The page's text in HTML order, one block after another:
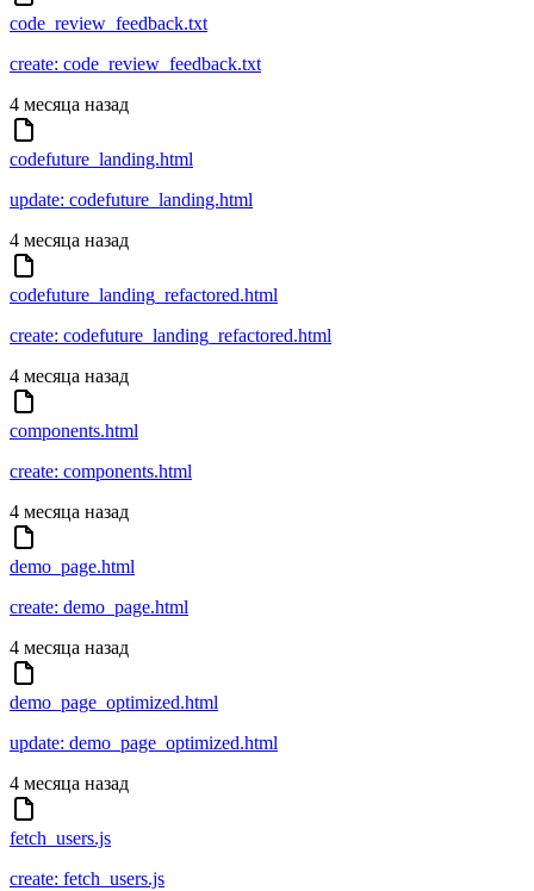
code_review_feedback.txt
create: code_review_feedback.txt
4 месяца назад
codefuture_landing.html
update: codefuture_landing.html
4 месяца назад
codefuture_landing_refactored.html
create: codefuture_landing_refactored.html
4 месяца назад
components.html
create: components.html
4 месяца назад
demo_page.html
create: demo_page.html
4 месяца назад
demo_page_optimized.html
update: demo_page_optimized.html
4 месяца назад
fetch_users.js
create: fetch_users.js